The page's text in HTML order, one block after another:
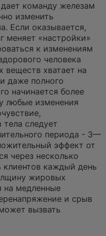
дает команду железам
изменить
Если оказывается,
меняет «настройки»
к изменениям
человека
веществ хватает на
даже полного
начинается более
любые изменения
тела следует
периода - 3—
эффект от
через несколько
каждый день
жировых
на медленные
и срыв
вызвать